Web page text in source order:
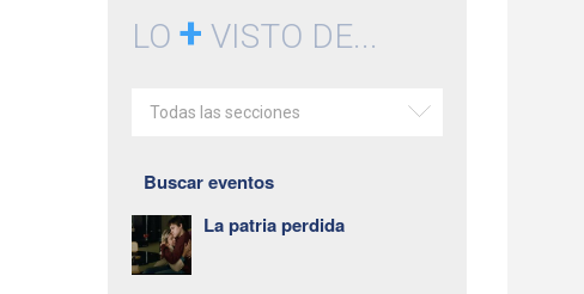
LO+ VISTO DE...
Todas las secciones
Buscar eventos
La patria perdida